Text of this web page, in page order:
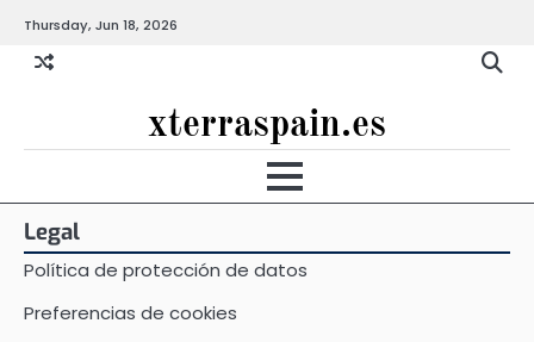
content
Thursday, Jun 18, 2026
xterraspain.es
Legal
Política de protección de datos
Preferencias de cookies